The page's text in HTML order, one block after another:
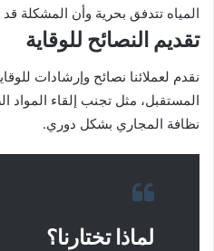
المياه تتدفق بحرية وأن المشكلة
تقديم النصائح للوقاية
نقدم لعملائنا نصائح وإرشادات
المستقبل، مثل تجنب إلقاء المواد
نظافة المجاري بشكل دوري.
لماذا تختارنا؟